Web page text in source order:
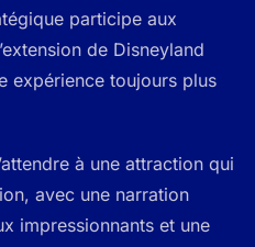
participe aux
de Disneyland
expérience toujours plus
à une attraction qui
avec une narration
impressionnants et une